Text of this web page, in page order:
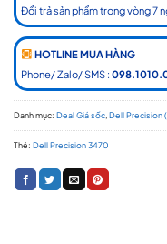
Đổi trả sản phẩm trong vòng 7
HOTLINE MUA HÀNG
Phone/ Zalo/ SMS :
Danh mục: Deal Giá sốc,Dell Precision (
Thẻ: Dell Precision 3470